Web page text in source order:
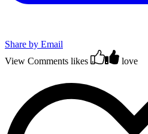
Share by Email
View Comments likes love